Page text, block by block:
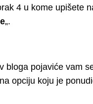
4 u kome upišete
„.
bloga pojaviće vam
opciju koju je